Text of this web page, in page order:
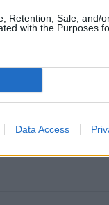
Retention, Sale, and/
with the Purposes
Data Access